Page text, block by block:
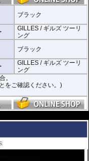
らかじめ寸法図を参考に実
ブラック
GILLES / ギルズ ツーリ
ング
ブラック
GILLES / ギルズ ツーリ
ング
。
をご確認ください。)